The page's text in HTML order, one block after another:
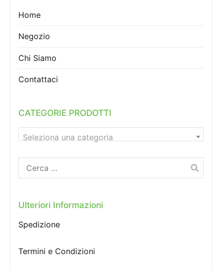
Home
Negozio
Chi Siamo
Contattaci
CATEGORIE PRODOTTI
Seleziona una categoria
Ricerca
per:
Ulteriori Informazioni
Spedizione
Termini e Condizioni